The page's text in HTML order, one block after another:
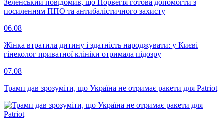
Зеленський повідомив, що Норвегія готова допомогти з
посиленням ППО та антибалістичного захисту
06.08
Жінка втратила дитину і здатність народжувати: у Києві
гінеколог приватної клініки отримала підозру
07.08
Трамп дав зрозуміти, що Україна не отримає ракети для Patriot